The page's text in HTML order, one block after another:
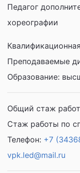
Педагог
хореографии
Преподаваемые
Образование:
Общий стаж
Стаж работы по
Телефон: +7
vpk.led@mail.ru